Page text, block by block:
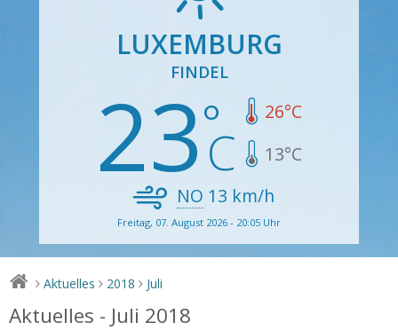
LUXEMBURG
FINDEL
23 26°C
13°C
NO 13 km/h
Freitag, 07. August 2026 - 20:05 Uhr
> Aktuelles > 2018 > Juli
Aktuelles - Juli 2018